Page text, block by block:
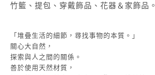
竹籃、提包、穿戴飾品、花器＆家飾品。
「堆疊生活的細節，尋找事物的本質。」
關心大自然，
探索與人之間的關係。
善於使用天然材質，